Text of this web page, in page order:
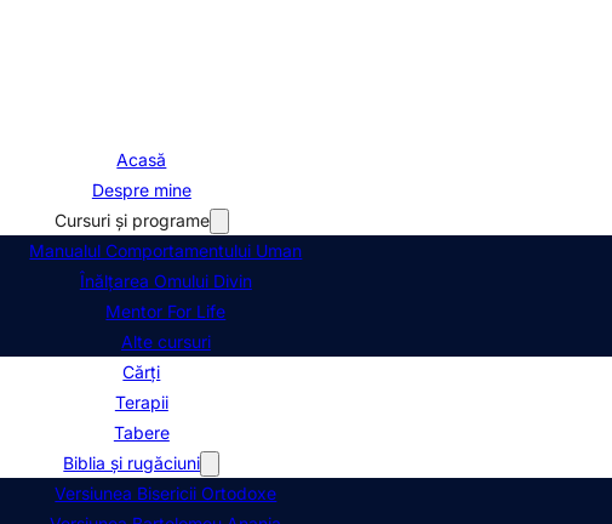
Acasă
Despre mine
Cursuri și programe
Manualul Comportamentului Uman
Înălțarea Omului Divin
Mentor For Life
Alte cursuri
Cărți
Terapii
Tabere
Biblia şi rugăciuni
Versiunea Bisericii Ortodoxe